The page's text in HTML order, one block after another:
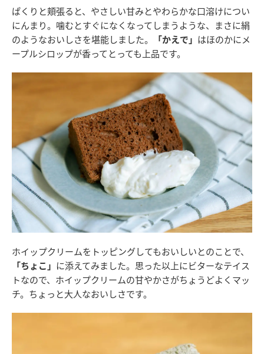
ぱくりと頬張ると、やさしい甘みとやわらかな口溶けについ
にんまり。噛むとすぐになくなってしまうような、まさに絹
のようなおいしさを堪能しました。
「かえで」 はほのかにメ
ープルシロップが香ってとっても上品です。
ホイップクリームをトッピングしてもおいしいとのことで、
「ちょこ」 に添えてみました。思った以上にビターなテイス
トなので、ホイップクリームの甘やかさがちょうどよくマッ
チ。ちょっと大人なおいしさです。